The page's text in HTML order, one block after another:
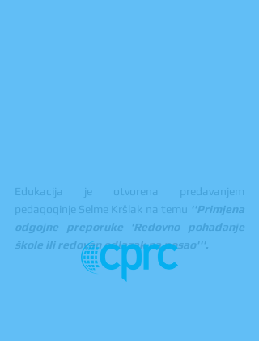
Edukacija je otvorena predavanjem
pedagoginje Selme Kršlak na temu ''Primjena
odgojne preporuke 'Redovno pohađanje
škole ili redovan odlazak na posao'''.